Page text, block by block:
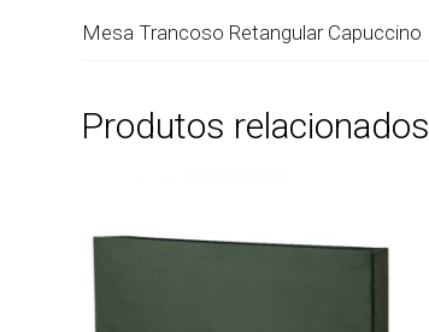
Mesa Trancoso Retangular Capuccino
Produtos relacionados